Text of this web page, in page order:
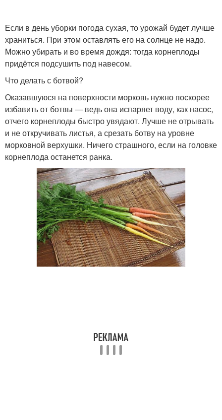
Если в день уборки погода сухая, то урожай будет лучше
храниться. При этом оставлять его на солнце не надо.
Можно убирать и во время дождя: тогда корнеплоды
придётся подсушить под навесом.
Что делать с ботвой?
Оказавшуюся на поверхности морковь нужно поскорее
избавить от ботвы — ведь она испаряет воду, как насос,
отчего корнеплоды быстро увядают. Лучше не отрывать
и не откручивать листья, а срезать ботву на уровне
морковной верхушки. Ничего страшного, если на головке
корнеплода останется ранка.